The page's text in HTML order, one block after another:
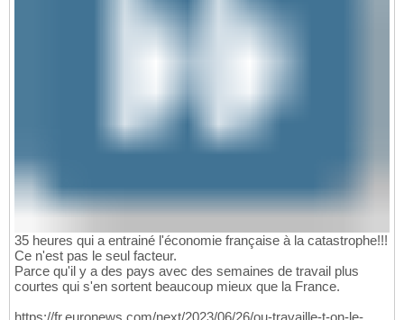
35 heures qui a entrainé l'économie française à la catastrophe!!!
Ce n'est pas le seul facteur.
Parce qu'il y a des pays avec des semaines de travail plus
courtes qui s'en sortent beaucoup mieux que la France.
https://fr.euronews.com/next/2023/06/26/ou-travaille-t-on-le-